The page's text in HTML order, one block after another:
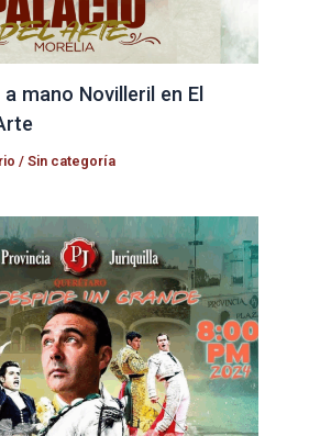
mano Novilleril en El
/Sin categoría